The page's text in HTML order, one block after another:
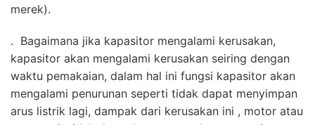
merek).
. Bagaimana jika kapasitor mengalami kerusakan,
kapasitor akan mengalami kerusakan seiring dengan
waktu pemakaian, dalam hal ini fungsi kapasitor akan
mengalami penurunan seperti tidak dapat menyimpan
arus listrik lagi, dampak dari kerusakan ini , motor atau